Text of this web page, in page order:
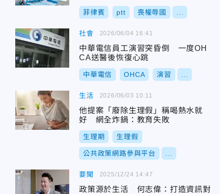
菲律賓 ptt 喪權辱國
社會
中華電信員工演習突昏倒 一度OH
CA送醫後恢復心跳
中華電信 OHCA 演習
2026/06/04 16:41
生活
他提案「廢除生理假」稱喝熱水就
好 網全炸鍋：教育失敗
生理期 生理假
公共政策網路參與平台
2026/06/03 10:11
要聞
政策源於生活 何志偉：打造資訊對
2025/12/24 14:47